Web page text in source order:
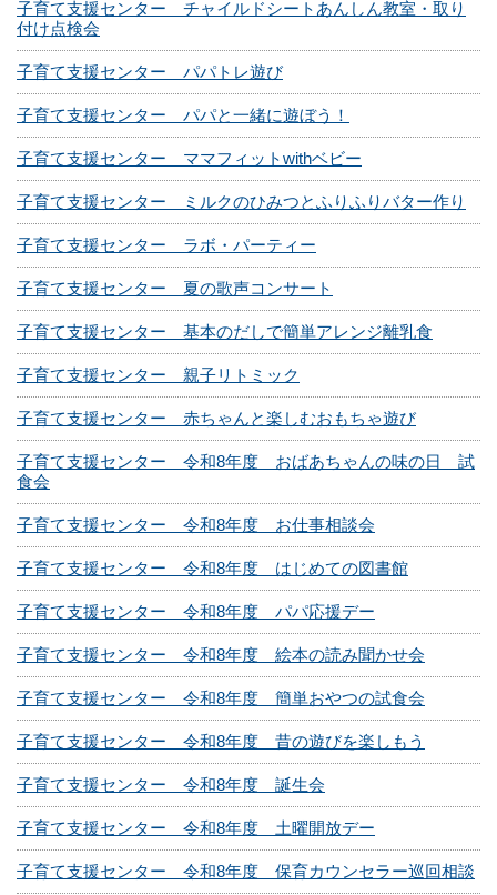
子育て支援センター チャイルドシートあんしん教室・取り
付け点検会
子育て支援センター パパトレ遊び
子育て支援センター パパと一緒に遊ぼう！
子育て支援センター ママフィットwithベビー
子育て支援センター ミルクのひみつとふりふりバター作り
子育て支援センター ラボ・パーティー
子育て支援センター 夏の歌声コンサート
子育て支援センター 基本のだしで簡単アレンジ離乳食
子育て支援センター 親子リトミック
子育て支援センター 赤ちゃんと楽しむおもちゃ遊び
子育て支援センター 令和8年度 おばあちゃんの味の日 試
食会
子育て支援センター 令和8年度 お仕事相談会
子育て支援センター 令和8年度 はじめての図書館
子育て支援センター 令和8年度 パパ応援デー
子育て支援センター 令和8年度 絵本の読み聞かせ会
子育て支援センター 令和8年度 簡単おやつの試食会
子育て支援センター 令和8年度 昔の遊びを楽しもう
子育て支援センター 令和8年度 誕生会
子育て支援センター 令和8年度 土曜開放デー
子育て支援センター 令和8年度 保育カウンセラー巡回相談